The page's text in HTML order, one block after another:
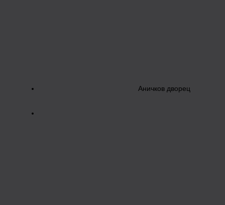
Аничков дворец